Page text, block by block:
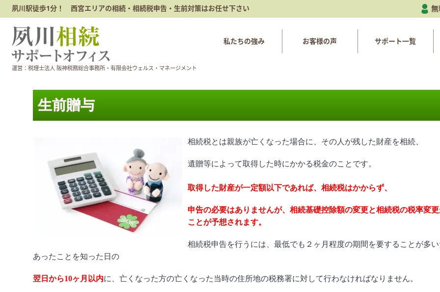
夙川駅徒歩1分！ 西宮エリアの相続・相続税申告・生前対策はお任せ下さい
私たちの強み お客様の声 サポート一覧
運営：税理士法人 阪神税務総合事務所・有限会社ウェルス・マネージメント
生前贈与
相続税とは親族が亡くなった場合に、その人が残した財産を相続、
遺贈等によって取得した時にかかる税金のことです。
取得した財産が一定額以下であれば、相続税はかからず、
申告の必要はありませんが、相続基礎控除額の変更と相続税の税率変
ことが予想されます。
相続税申告を行うには、最低でも２ヶ月程度の期間を要することが多
あったことを知った日の
翌日から10ヶ月以内に、亡くなった方の亡くなった当時の住所地の税務署に対して行わなければなりません。